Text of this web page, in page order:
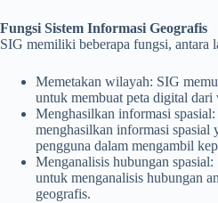
Fungsi Sistem Informasi Geografis
SIG memiliki beberapa fungsi, antara
Memetakan wilayah: SIG
untuk membuat peta digital dari
Menghasilkan informasi
menghasilkan informasi spasial
pengguna dalam mengambil
Menganalisis hubungan
untuk menganalisis hubungan
geografis.